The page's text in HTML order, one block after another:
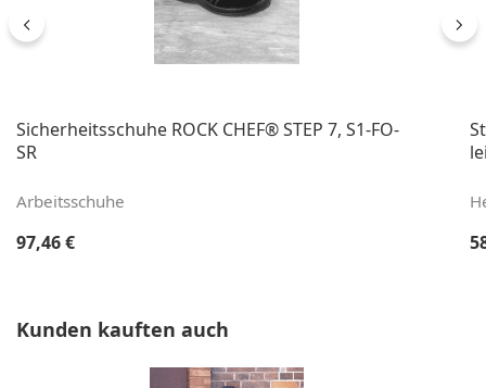
Sicherheitsschuhe ROCK CHEF® STEP 7, S1-FO-
SR
Arbeitsschuhe
Regulärer Preis:
97,46 €
Produktgalerie überspringen
Kunden kauften auch